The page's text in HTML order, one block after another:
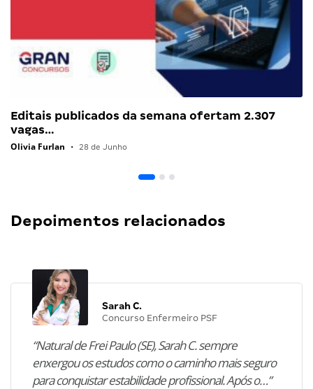
Editais publicados da semana ofertam 2.307
vagas…
Olivia Furlan • 28 de Junho
Depoimentos relacionados
Sarah C.
Concurso Enfermeiro PSF
“Natural de Frei Paulo (SE), Sarah C. sempre
enxergou os estudos como o caminho mais seguro
para conquistar estabilidade profissional. Após o…”